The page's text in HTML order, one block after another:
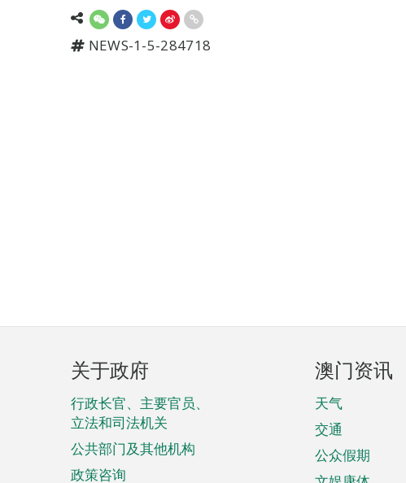
NEWS-1-5-284718
页
脚
菜
单
关于政府
行政长官、主要官员、
立法和司法机关
公共部门及其他机构
政策咨询
澳门资讯
天气
交通
公众假期